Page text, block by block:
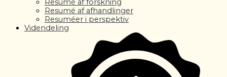
Resumé af afhandlinger
Resuméer i perspektiv
Videndeling